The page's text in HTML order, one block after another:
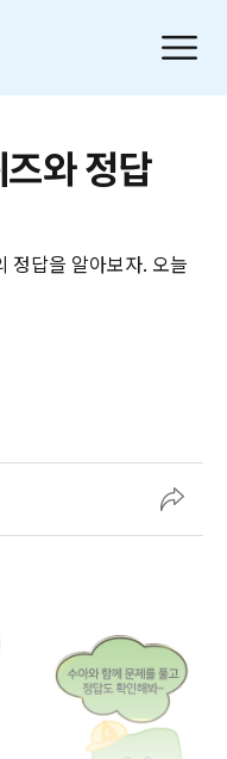
와 정답
정답을 알아보자. 오늘